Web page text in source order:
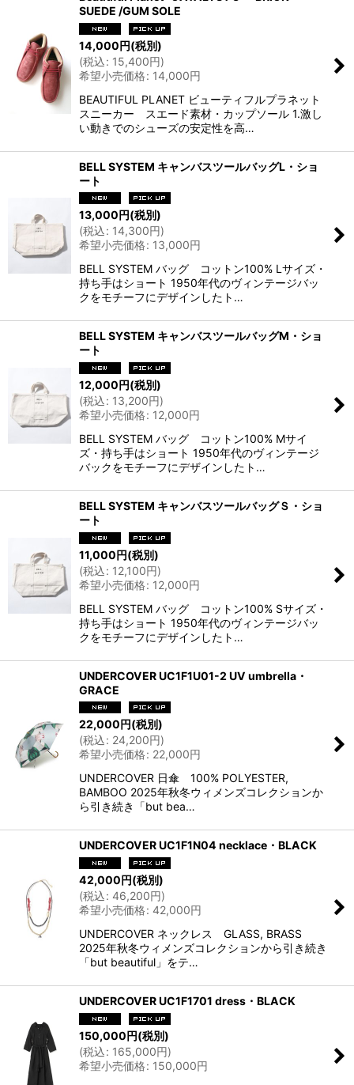
SUEDE /GUM SOLE
14,000円(税別)
(税込: 15,400円)
希望小売価格: 14,000円
BEAUTIFUL PLANET ビューティフルプラネット
スニーカー スエード素材・カップソール 1.激し
い動きでのシューズの安定性を高…
BELL SYSTEM キャンバスツールバッグL・ショ
ート
13,000円(税別)
(税込: 14,300円)
希望小売価格: 13,000円
BELL SYSTEM バッグ コットン100% Lサイズ・
持ち手はショート 1950年代のヴィンテージバッ
クをモチーフにデザインしたト…
BELL SYSTEM キャンバスツールバッグM・ショ
ート
12,000円(税別)
(税込: 13,200円)
希望小売価格: 12,000円
BELL SYSTEM バッグ コットン100% Mサイ
ズ・持ち手はショート 1950年代のヴィンテージ
バックをモチーフにデザインしたト…
BELL SYSTEM キャンバスツールバッグＳ・ショ
ート
11,000円(税別)
(税込: 12,100円)
希望小売価格: 12,000円
BELL SYSTEM バッグ コットン100% Sサイズ・
持ち手はショート 1950年代のヴィンテージバッ
クをモチーフにデザインしたト…
UNDERCOVER UC1F1U01-2 UV umbrella・
GRACE
22,000円(税別)
(税込: 24,200円)
希望小売価格: 22,000円
UNDERCOVER 日傘 100% POLYESTER,
BAMBOO 2025年秋冬ウィメンズコレクションか
ら引き続き「but bea…
UNDERCOVER UC1F1N04 necklace・BLACK
42,000円(税別)
(税込: 46,200円)
希望小売価格: 42,000円
UNDERCOVER ネックレス GLASS, BRASS
2025年秋冬ウィメンズコレクションから引き続き
「but beautiful」をテ…
UNDERCOVER UC1F1701 dress・BLACK
150,000円(税別)
(税込: 165,000円)
希望小売価格: 150,000円